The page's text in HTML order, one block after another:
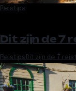
Reistips
Dit zijn de 7
Reistips Dit zijn de 7